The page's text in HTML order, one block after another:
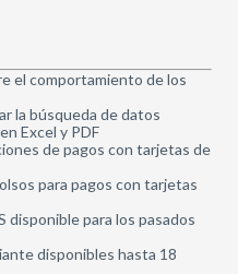
el comportamiento de los
la búsqueda de datos
Excel y PDF
de pagos con tarjetas de
para pagos con tarjetas
disponible para los pasados
disponibles hasta 18